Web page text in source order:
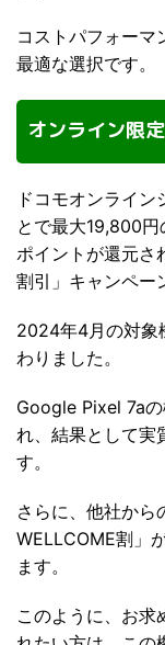
コストパフォーマ
最適な選択です。
オンライン限
ドコモオンライ
とで最大19,800
ポイントが還元さ
割引」キャンペー
2024年4月の対象
わりました。
Google Pixel 7a
れ、結果として実
す。
さらに、他社から
WELLCOME割」
ます。
このように、お求